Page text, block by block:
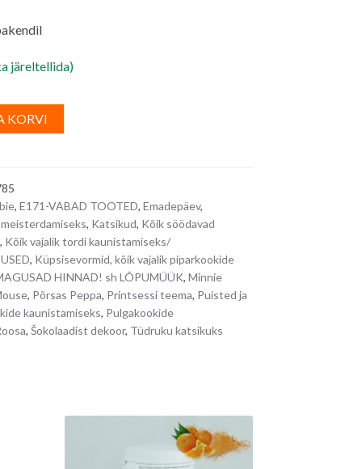
järeltellida)
KORVI
l
a
t
i
v
e
:
, E171-VABAD TOOTED, Emadepäev,
, Katsikud, Kõik söödavad
, Kõik vajalik tordi kaunistamiseks/
, Küpsisevormid, kõik vajalik piparkookide
HINNAD! sh LÕPUMÜÜK, Minnie
, Põrsas Peppa, Printsessi teema, Puisted ja
kaunistamiseks, Pulgakookide
, Šokolaadist dekoor, Tüdruku katsikuks